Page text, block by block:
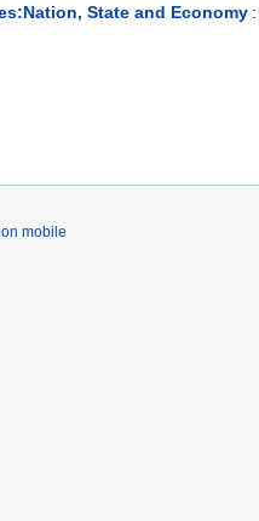
State and Economy :
mobile